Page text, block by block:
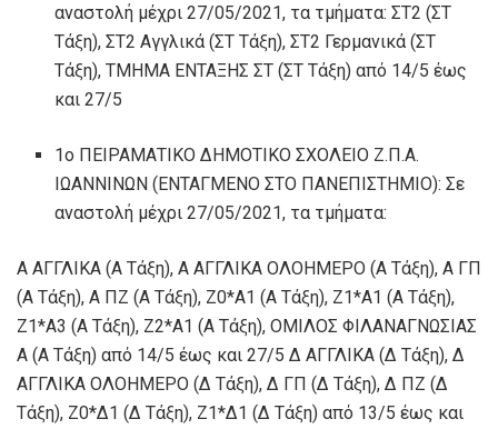
αναστολή μέχρι 27/05/2021, τα τμήματα: ΣΤ2 (ΣΤ
Τάξη), ΣΤ2 Αγγλικά (ΣΤ Τάξη), ΣΤ2 Γερμανικά (ΣΤ
Τάξη), ΤΜΗΜΑ ΕΝΤΑΞΗΣ ΣΤ (ΣΤ Τάξη) από 14/5 έως
και 27/5
1ο ΠΕΙΡΑΜΑΤΙΚΟ ΔΗΜΟΤΙΚΟ ΣΧΟΛΕΙΟ Ζ.Π.Α.
ΙΩΑΝΝΙΝΩΝ (ΕΝΤΑΓΜΕΝΟ ΣΤΟ ΠΑΝΕΠΙΣΤΗΜΙΟ): Σε
αναστολή μέχρι 27/05/2021, τα τμήματα:
Α ΑΓΓΛΙΚΑ (Α Τάξη), Α ΑΓΓΛΙΚΑ ΟΛΟΗΜΕΡΟ (Α Τάξη), Α ΓΠ
(Α Τάξη), Α ΠΖ (Α Τάξη), Ζ0*Α1 (Α Τάξη), Ζ1*Α1 (Α Τάξη),
Ζ1*Α3 (Α Τάξη), Ζ2*Α1 (Α Τάξη), ΟΜΙΛΟΣ ΦΙΛΑΝΑΓΝΩΣΙΑΣ
Α (Α Τάξη) από 14/5 έως και 27/5 Δ ΑΓΓΛΙΚΑ (Δ Τάξη), Δ
ΑΓΓΛΙΚΑ ΟΛΟΗΜΕΡΟ (Δ Τάξη), Δ ΓΠ (Δ Τάξη), Δ ΠΖ (Δ
Τάξη), Ζ0*Δ1 (Δ Τάξη), Ζ1*Δ1 (Δ Τάξη) από 13/5 έως και